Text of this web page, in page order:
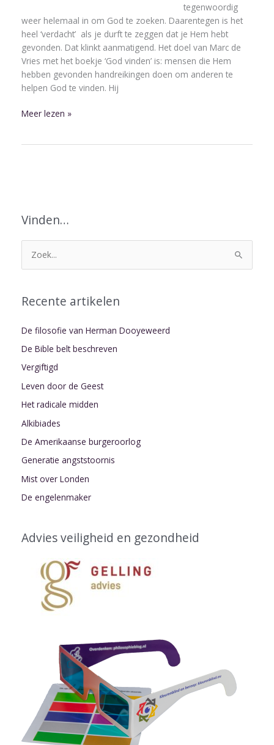
tegenwoordig
weer helemaal in om God te zoeken. Daarentegen is het
heel ‘verdacht’ als je durft te zeggen dat je Hem hebt
gevonden. Dat klinkt aanmatigend. Het doel van Marc de
Vries met het boekje ‘God vinden’ is: mensen die Hem
hebben gevonden handreikingen doen om anderen te
helpen God te vinden. Hij
Meer lezen »
Vinden…
o
k
a
r
:
Recente artikelen
De filosofie van Herman Dooyeweerd
De Bible belt beschreven
Vergiftigd
Leven door de Geest
Het radicale midden
Alkibiades
De Amerikaanse burgeroorlog
Generatie angststoornis
Mist over Londen
De engelenmaker
Advies veiligheid en gezondheid